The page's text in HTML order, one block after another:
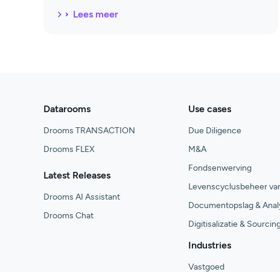
Lees meer
Datarooms
Drooms TRANSACTION
Drooms FLEX
Latest Releases
Drooms AI Assistant
Drooms Chat
Use cases
Due Diligence
M&A
Fondsenwerving
Levenscyclusbeheer
Documentopslag &
Digitisalizatie &
Industries
Vastgoed